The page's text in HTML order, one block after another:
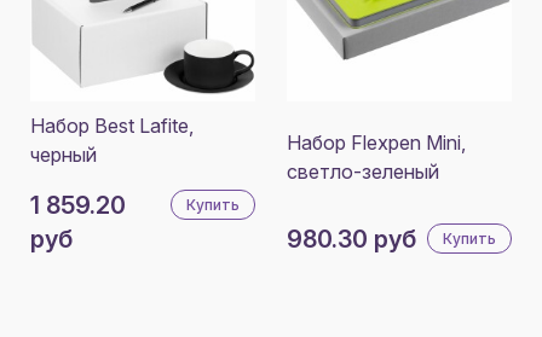
Набор Best Lafite,
черный
1 859.20
руб
Купить
Набор Flexpen Mini,
светло-зеленый
980.30 руб Купить